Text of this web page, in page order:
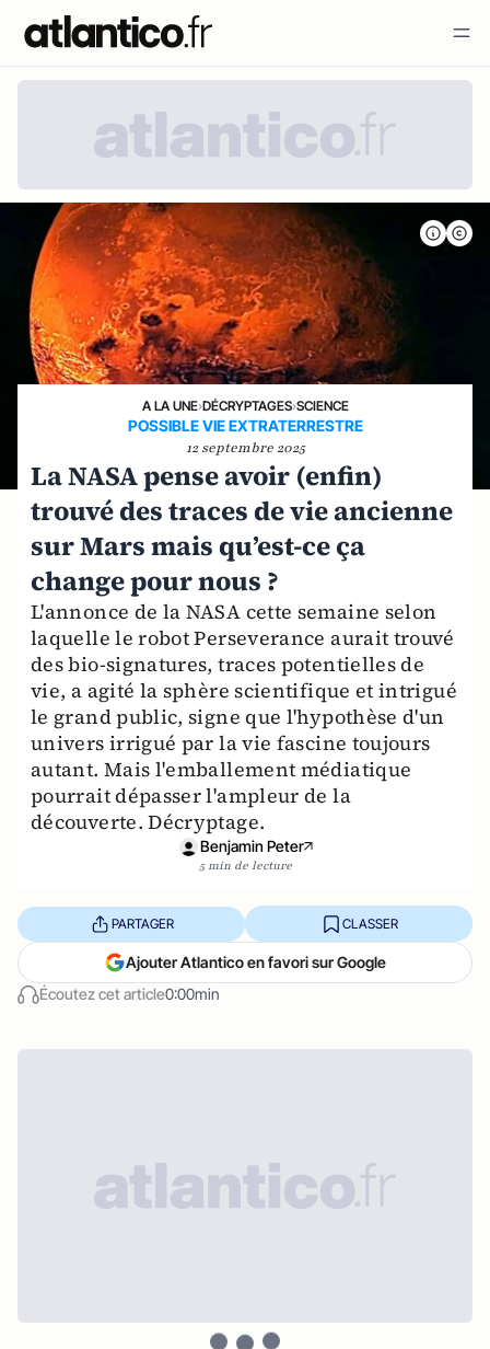
A LA UNE›DÉCRYPTAGES›SCIENCE
POSSIBLE VIE EXTRATERRESTRE
12 septembre 2025
La NASA pense avoir (enfin)
trouvé des traces de vie ancienne
sur Mars mais qu’est-ce ça
change pour nous ?
L'annonce de la NASA cette semaine selon
laquelle le robot Perseverance aurait trouvé
des bio-signatures, traces potentielles de
vie, a agité la sphère scientifique et intrigué
le grand public, signe que l'hypothèse d'un
univers irrigué par la vie fascine toujours
autant. Mais l'emballement médiatique
pourrait dépasser l'ampleur de la
découverte. Décryptage.
Benjamin Peter
5 min de lecture
Écoutez cet article0:00min
PARTAGER CLASSER
Ajouter Atlantico en favori sur Google